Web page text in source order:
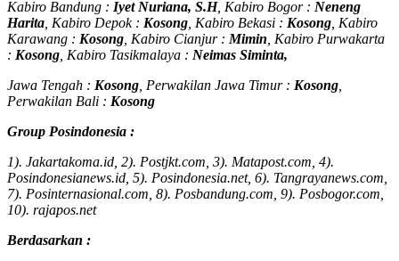
Kabiro Bandung : Iyet Nuriana, S.H, Kabiro Bogor : Neneng
Harita , Kabiro Depok : Kosong , Kabiro Bekasi : Kosong , Kabiro
Karawang : Kosong , Kabiro Cianjur : Mimin , Kabiro Purwakarta
: Kosong , Kabiro Tasikmalaya : Neimas Siminta,
Jawa Tengah : Kosong , Perwakilan Jawa Timur : Kosong
Perwakilan Bali : Kosong
Group Posindonesia :
1). Jakartakoma.id, 2). Postjkt.com, 3). Matapost.com, 4).
Posindonesianews.id, 5). Posindonesia.net, 6). Tangrayanews.com,
7). Posinternasional.com, 8). Posbandung.com, 9). Posbogor.com,
10). rajapos.net
Berdasarkan :